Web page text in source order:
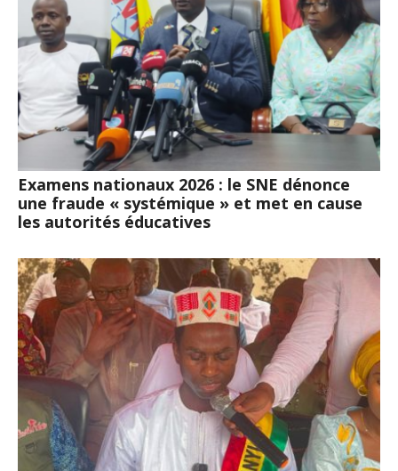
Examens nationaux 2026 : le SNE dénonce
une fraude « systémique » et met en cause
les autorités éducatives